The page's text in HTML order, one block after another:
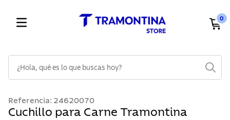
0
Referencia: 24620070
Cuchillo para Carne Tramontina
1 .
cuchillos